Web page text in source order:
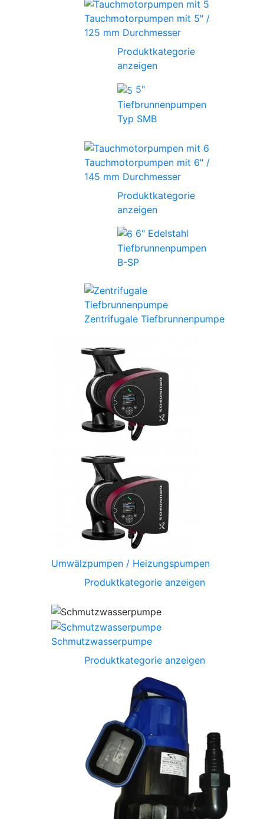
Tauchmotorpumpen mit 5" /
125 mm Durchmesser
Produktkategorie
anzeigen
5"
Tiefbrunnenpumpen
Typ SMB
Tauchmotorpumpen mit 6" /
145 mm Durchmesser
Produktkategorie
anzeigen
6" Edelstahl
Tiefbrunnenpumpen
B-SP
Zentrifugale Tiefbrunnenpumpe
Umwälzpumpen / Heizungspumpen
Produktkategorie anzeigen
Schmutzwasserpumpe
Produktkategorie anzeigen